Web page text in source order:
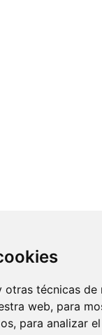
otras técnicas
web, para
para analizar